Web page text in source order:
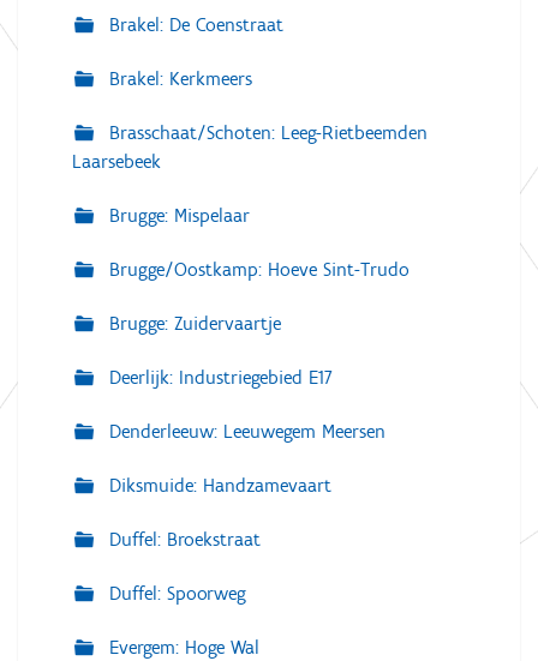
Brakel: De Coenstraat
Brakel: Kerkmeers
Brasschaat/Schoten: Leeg-Rietbeemden
Laarsebeek
Brugge: Mispelaar
Brugge/Oostkamp: Hoeve Sint-Trudo
Brugge: Zuidervaartje
Deerlijk: Industriegebied E17
Denderleeuw: Leeuwegem Meersen
Diksmuide: Handzamevaart
Duffel: Broekstraat
Duffel: Spoorweg
Evergem: Hoge Wal